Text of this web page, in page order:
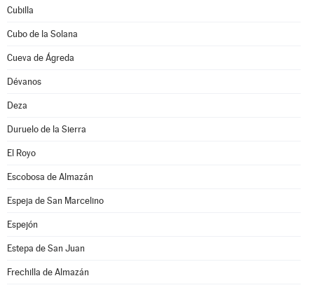
Cubilla
Cubo de la Solana
Cueva de Ágreda
Dévanos
Deza
Duruelo de la Sierra
El Royo
Escobosa de Almazán
Espeja de San Marcelino
Espejón
Estepa de San Juan
Frechilla de Almazán